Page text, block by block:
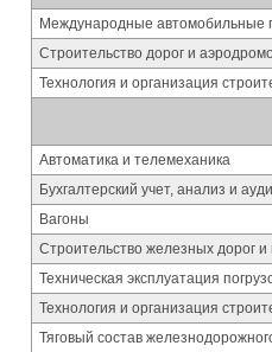
Международные автомобильные
Строительство дорог и
Технология и организация
Автоматика и телемеханика
Бухгалтерский учет, анализ и
Вагоны
Строительство железных дорог и
Техническая эксплуатация
Технология и организация
Тяговый состав